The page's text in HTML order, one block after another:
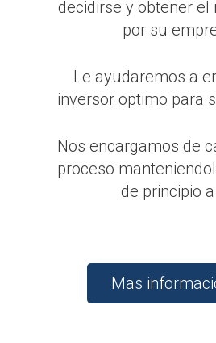
decidirse y obtener el
por su
Le ayudaremos a
inversor optimo para
Nos encargamos de
proceso
de principio
Mas